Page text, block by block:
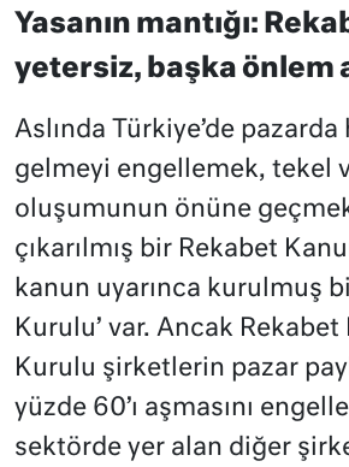
Yasanın mantığı:
yetersiz, başka önlem
Aslında Türkiye’de
gelmeyi engellemek, tekel
oluşumunun önüne
çıkarılmış bir Rekabet
kanun uyarınca kurulmuş
Kurulu’ var. Ancak
Kurulu şirketlerin pazar
yüzde 60’ı aşmasını
sektörde yer alan diğer